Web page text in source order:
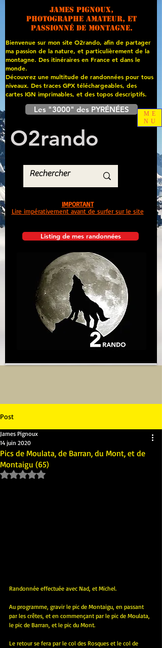
James PIGNOUX,
photographe amateur, et
passionné de montagne.
Bienvenue sur mon site O2rando, afin de partager
ma passion de la nature, et particulièrement de la
montagne. Des itinéraires en France et dans le
monde.
Découvrez une multitude de randonnées pour tous
niveaux. Des traces GPX téléchargeables, des
cartes IGN imprimables, et des topos descriptifs.
Les "3000" des PYRÉNÉES
O2rando
Listing de mes randonnées
IMPORTANT
Lire impérativement avant de surfer sur le site
ME
NU
Post
Pics de Moulata, de Barran, du Mont, et de
Montaigu (65)
James Pignoux
14 juin 2020
Noté NaN étoiles sur 5.
Randonnée effectuée avec Nad, et Michel.
Au programme, gravir le pic de Montaigu, en passant
par les crêtes, et en commençant par le pic de Moulata,
le pic de Barran, et le pic du Mont.
Le retour se fera par le col des Rosques et le col de